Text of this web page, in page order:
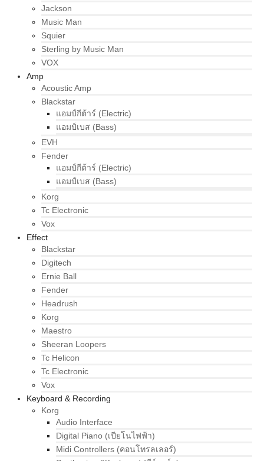
Jackson
Music Man
Squier
Sterling by Music Man
VOX
Amp
Acoustic Amp
Blackstar
แอมป์กีต้าร์ (Electric)
แอมป์เบส (Bass)
EVH
Fender
แอมป์กีต้าร์ (Electric)
แอมป์เบส (Bass)
Korg
Tc Electronic
Vox
Effect
Blackstar
Digitech
Ernie Ball
Fender
Headrush
Korg
Maestro
Sheeran Loopers
Tc Helicon
Tc Electronic
Vox
Keyboard & Recording
Korg
Audio Interface
Digital Piano (เปียโนไฟฟ้า)
Midi Controllers (คอนโทรลเลอร์)